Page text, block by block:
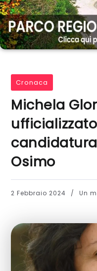
Cronaca
Michela
Osimo
2 Febbraio 2024 Un